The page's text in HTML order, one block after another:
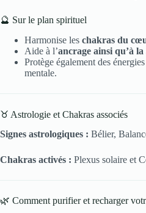
🔮 Sur le plan spirituel
Harmonise les chakras du
Aide à l’ancrage ainsi qu’à
Protège également des
mentale.
♉ Astrologie et Chakras associés
Signes astrologiques : Bélier,
Chakras activés : Plexus solaire et
🌿 Comment purifier et recharger